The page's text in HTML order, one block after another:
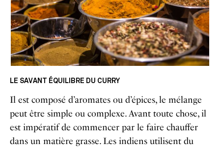
LE SAVANT ÉQUILIBRE DU CURRY
Il est composé d’aromates ou d’épices, le mélange
peut être simple ou complexe.Avant toute chose, il
est impératif de commencer par le faire chauffer
dans un matière grasse. Les indiens utilisent du